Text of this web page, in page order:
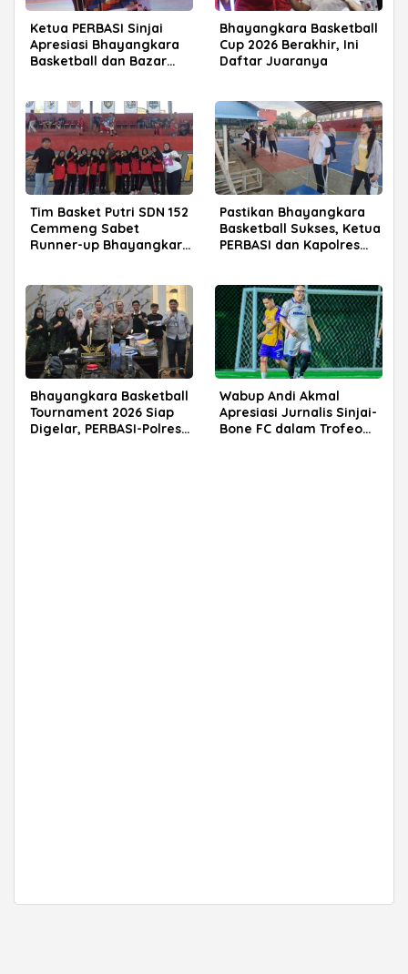
Ketua PERBASI Sinjai
Apresiasi Bhayangkara
Basketball dan Bazar
Bhayangkara Basketball
Cup 2026 Berakhir, Ini
Daftar Juaranya
Tim Basket Putri SDN 152
Cemmeng Sabet
Runner-up Bhayangkara
Pastikan Bhayangkara
Basketball Sukses, Ketua
PERBASI dan Kapolres
Bhayangkara Basketball
Tournament 2026 Siap
Digelar, PERBASI-Polres
Wabup Andi Akmal
Apresiasi Jurnalis Sinjai-
Bone FC dalam Trofeo